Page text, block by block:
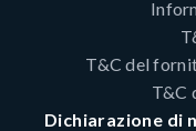
T&C del
T&C
Dichiarazione di